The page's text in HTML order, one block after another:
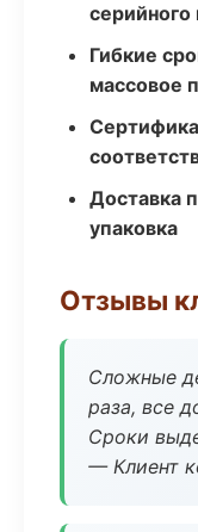
серийного
Гибкие
массовое
Доставка
упаковка
Отзывы
Сложные
раза, все
Сроки
— Клиент